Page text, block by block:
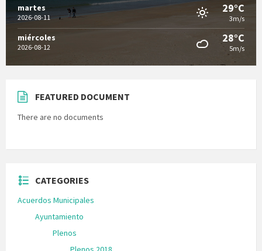
martes
2026-08-11
29°C
3m/s
miércoles
2026-08-12
28°C
5m/s
FEATURED DOCUMENT
There are no documents
CATEGORIES
Acuerdos Municipales
Ayuntamiento
Plenos